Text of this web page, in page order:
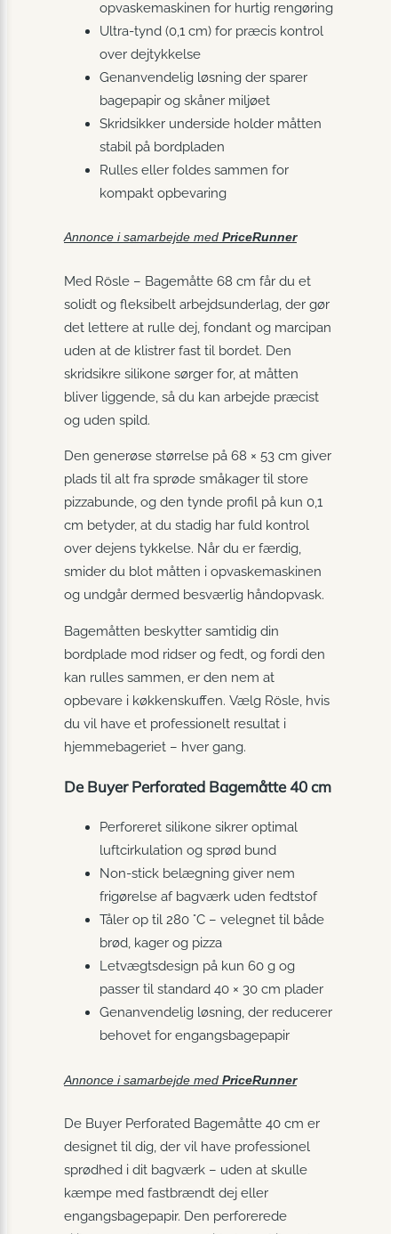
opvaskemaskinen for hurtig rengøring
Ultra-tynd (0,1 cm) for præcis kontrol
over dejtykkelse
Genanvendelig løsning der sparer
bagepapir og skåner miljøet
Skridsikker underside holder måtten
stabil på bordpladen
Rulles eller foldes sammen for
kompakt opbevaring
Annonce i samarbejde med PriceRunner
Med Rösle – Bagemåtte 68 cm får du et
solidt og fleksibelt arbejdsunderlag, der gør
det lettere at rulle dej, fondant og marcipan
uden at de klistrer fast til bordet. Den
skridsikre silikone sørger for, at måtten
bliver liggende, så du kan arbejde præcist
og uden spild.
Den generøse størrelse på 68 × 53 cm giver
plads til alt fra sprøde småkager til store
pizzabunde, og den tynde profil på kun 0,1
cm betyder, at du stadig har fuld kontrol
over dejens tykkelse. Når du er færdig,
smider du blot måtten i opvaskemaskinen
og undgår dermed besværlig håndopvask.
Bagemåtten beskytter samtidig din
bordplade mod ridser og fedt, og fordi den
kan rulles sammen, er den nem at
opbevare i køkkenskuffen. Vælg Rösle, hvis
du vil have et professionelt resultat i
hjemmebageriet – hver gang.
De Buyer Perforated Bagemåtte 40 cm
Perforeret silikone sikrer optimal
luftcirkulation og sprød bund
Non-stick belægning giver nem
frigørelse af bagværk uden fedtstof
Tåler op til 280 °C – velegnet til både
brød, kager og pizza
Letvægtsdesign på kun 60 g og
passer til standard 40 × 30 cm plader
Genanvendelig løsning, der reducerer
behovet for engangsbagepapir
Annonce i samarbejde med PriceRunner
De Buyer Perforated Bagemåtte 40 cm er
designet til dig, der vil have professionel
sprødhed i dit bagværk – uden at skulle
kæmpe med fastbrændt dej eller
engangsbagepapir. Den perforerede